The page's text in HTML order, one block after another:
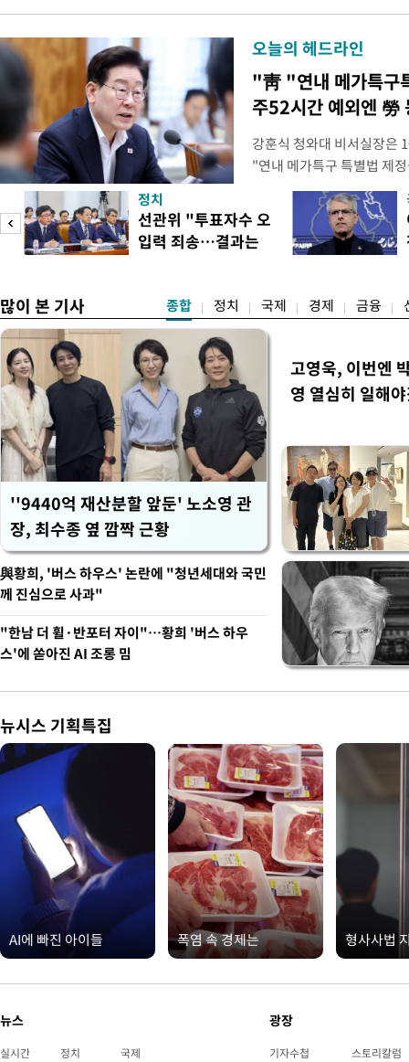
오늘의 헤드라인
"靑 "연내 메가특구
주52시간 예외엔 勞
강훈식 청와대 비서실장은
"연내 메가특구 특별법 제
향평가 등을 단축하고 전
교육 등 정주 여건을 신속
실장은 이날 오후 청와대
프로젝트가 과감한 규제 혁
정치
선관위 "투표자수 오
입력 죄송…결과는
많이 본 기사 종합 정치 국제 경제 금융
''9440억 재산분할 앞둔' 노소영 관
장, 최수종 옆 깜짝 근황
고영욱, 이번엔
영 열심히 일해
與황희, '버스 하우스' 논란에 "청년세대와 국민
께 진심으로 사과"
"한남 더 휠·반포터 자이"…황희 '버스 하우
스'에 쏟아진 AI 조롱 밈
뉴시스 기획특집
AI에 빠진 아이들 폭염 속 경제는 형사사법
뉴스
실시간 정치 국제
광장
기자수첩 스토리칼럼